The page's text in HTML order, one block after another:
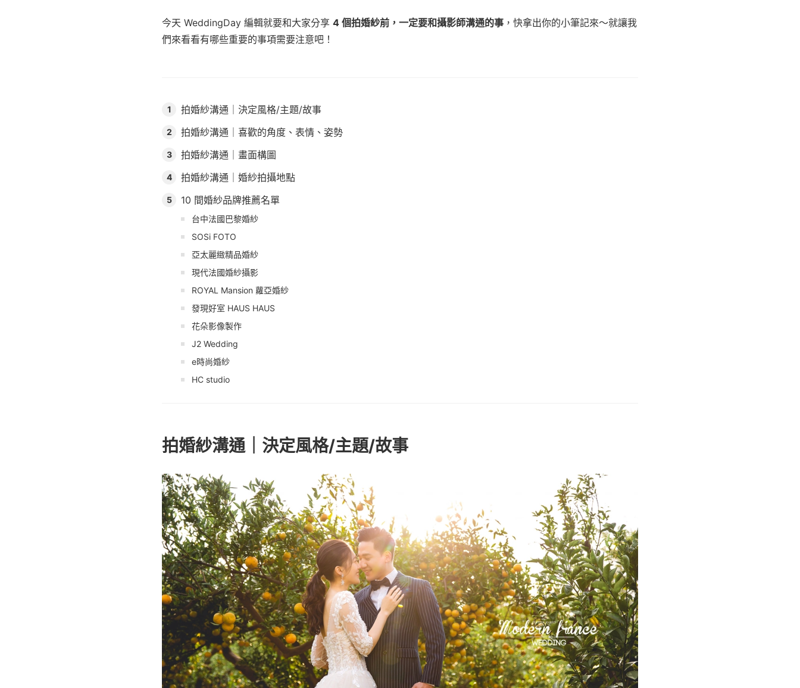
今天 WeddingDay 編輯就要和大家分享 4 個拍婚紗前，一定要和攝影師溝通的事 ，快拿出你的小筆記來～就讓我
們來看看有哪些重要的事項需要注意吧！
1 拍婚紗溝通｜決定風格/主題/故事
2 拍婚紗溝通｜喜歡的角度、表情、姿勢
3 拍婚紗溝通｜畫面構圖
4 拍婚紗溝通｜婚紗拍攝地點
5 10 間婚紗品牌推薦名單
台中法國巴黎婚紗
SOSi FOTO
亞太麗緻精品婚紗
現代法國婚紗攝影
ROYAL Mansion 蘿亞婚紗
發現好室 HAUS HAUS
花朵影像製作
J2 Wedding
e時尚婚紗
HC studio
拍婚紗溝通｜決定風格/主題/故事